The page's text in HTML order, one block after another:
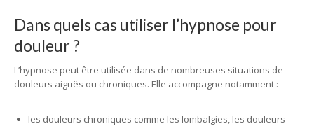
Dans quels cas utiliser l’hypnose pour
douleur ?
L’hypnose peut être utilisée dans de nombreuses situations de
douleurs aiguës ou chroniques. Elle accompagne notamment :
les douleurs chroniques comme les lombalgies, les douleurs